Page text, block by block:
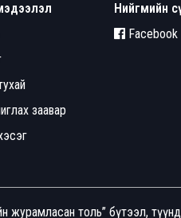
заавар
Нийгмийн
Facebook
журамласан толь” бүтээл,